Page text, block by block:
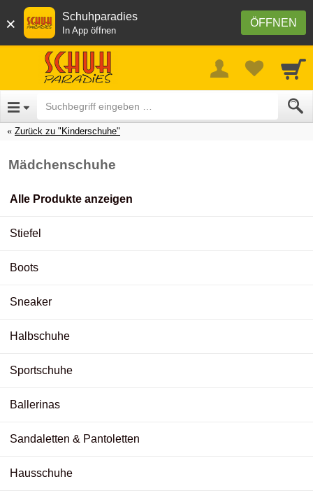
× ÖFFNEN
Schuhparadies
In App öffnen
Zurück zu "Kinderschuhe"
Mädchenschuhe
Alle Produkte anzeigen
Stiefel
Boots
Sneaker
Halbschuhe
Sportschuhe
Ballerinas
Sandaletten & Pantoletten
Hausschuhe